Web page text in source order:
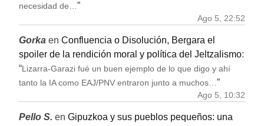
necesidad de…”
Ago 5, 22:52
Gorka en Confluencia o Disolución, Bergara el
spoiler de la rendición moral y política del Jeltzalismo:
“Lizarra-Garazi fué un buen ejemplo de lo que digo y ahí
tanto la IA como EAJ/PNV entraron junto a muchos…”
Ago 5, 10:32
Pello S. en Gipuzkoa y sus pueblos pequeños: una